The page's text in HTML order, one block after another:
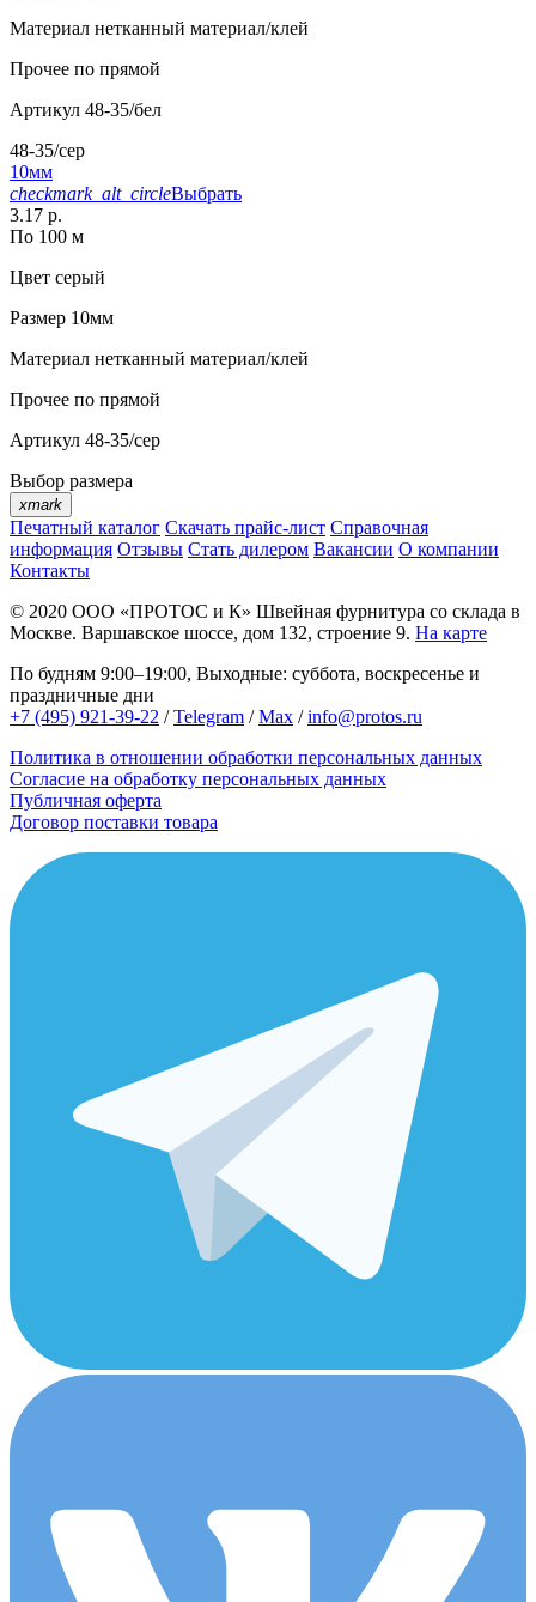
Материал нетканный материал/клей
Прочее по прямой
Артикул 48-35/бел
48-35/сер
10мм
checkmark_alt_circleВыбрать
3.17 р.
По 100 м
Цвет серый
Размер 10мм
Материал нетканный материал/клей
Прочее по прямой
Артикул 48-35/сер
Выбор размера
xmark
Печатный каталог Скачать прайс-лист Справочная
информация Отзывы Стать дилером Вакансии О компании
Контакты
© 2020 ООО «ПРОТОС и К» Швейная фурнитура со склада в
Москве. Варшавское шоссе, дом 132, строение 9. На карте
По будням 9:00–19:00, Выходные: суббота, воскресенье и
праздничные дни
+7 (495) 921-39-22 /Telegram /Max /info@protos.ru
Политика в отношении обработки персональных данных
Согласие на обработку персональных данных
Публичная оферта
Договор поставки товара